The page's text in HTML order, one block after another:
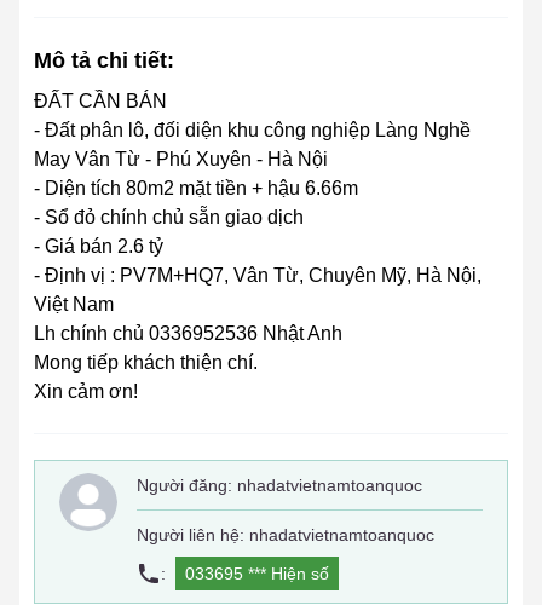
Mô tả chi tiết:
ĐẤT CẦN BÁN
- Đất phân lô, đối diện khu công nghiệp Làng Nghề
May Vân Từ - Phú Xuyên - Hà Nội
- Diện tích 80m2 mặt tiền + hậu 6.66m
- Sổ đỏ chính chủ sẵn giao dịch
- Giá bán 2.6 tỷ
- Định vị : PV7M+HQ7, Vân Từ, Chuyên Mỹ, Hà Nội,
Việt Nam
Lh chính chủ 0336952536 Nhật Anh
Mong tiếp khách thiện chí.
Xin cảm ơn!
Người đăng: nhadatvietnamtoanquoc
Người liên hệ: nhadatvietnamtoanquoc
:
033695 *** Hiện số